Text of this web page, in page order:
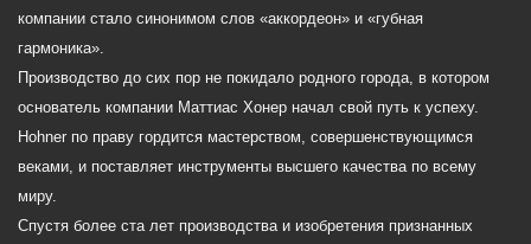
компании стало синонимом слов «аккордеон» и «губная
гармоника».
Производство до сих пор не покидало родного города, в котором
основатель компании Маттиас Хонер начал свой путь к успеху.
Hohner по праву гордится мастерством, совершенствующимся
веками, и поставляет инструменты высшего качества по всему
миру.
Спустя более ста лет производства и изобретения признанных